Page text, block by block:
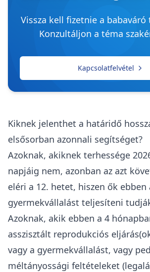
Vissza kell fizetnie a
Konzultáljon a téma
Kapcsolatfelvétel
Kiknek jelenthet a határidő
elsősorban azonnali segítséget?
Azoknak, akiknek terhessége
napjáig nem, azonban az azt
eléri a 12. hetet, hiszen ők ebben
gyermekvállalást teljesíteni
Azoknak, akik ebben a 4
asszisztált reprodukciós
vagy a gyermekvállalást, vagy
méltányossági feltételeket